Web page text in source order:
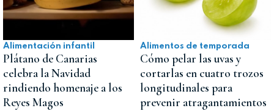
Alimentación infantil
Plátano de Canarias
celebra la Navidad
rindiendo homenaje a los
Reyes Magos
Alimentos de temporada
Cómo pelar las uvas y
cortarlas en cuatro trozos
longitudinales para
prevenir atragantamientos